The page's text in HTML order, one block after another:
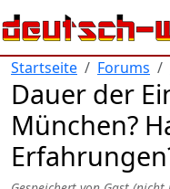
Direkt zum Inhalt
Startseite Forums
Dauer der
München?